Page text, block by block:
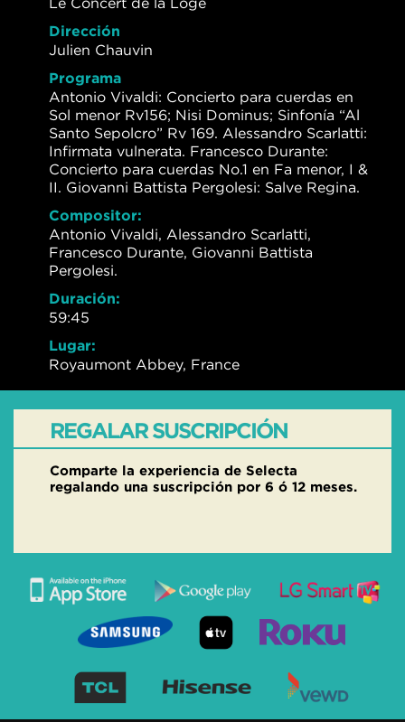
Dirección
Julien Chauvin
Programa
Antonio Vivaldi: Concierto para cuerdas en
Sol menor Rv156; Nisi Dominus; Sinfonía “Al
Santo Sepolcro” Rv 169. Alessandro Scarlatti:
Infirmata vulnerata. Francesco Durante:
Concierto para cuerdas No.1 en Fa menor, I &
II. Giovanni Battista Pergolesi: Salve Regina.
Compositor:
Antonio Vivaldi, Alessandro Scarlatti,
Francesco Durante, Giovanni Battista
Pergolesi.
Duración:
59:45
Lugar:
Royaumont Abbey, France
REGALAR SUSCRIPCIÓN
Comparte la experiencia de Selecta
regalando una suscripción por 6 ó 12 meses.